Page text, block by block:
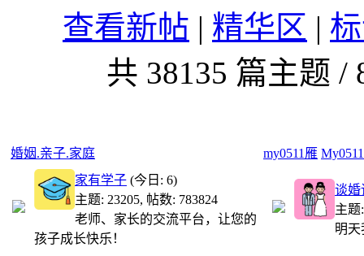
查看新帖 | 精华区 |
共 38135 篇主题 /
婚姻.亲子.家庭 my0511雁
家有学子 (今日: 6)
主题: 23205, 帖数: 783824
老师、家长的交流平台，让您的
孩子成长快乐！
谈婚
主题
明天